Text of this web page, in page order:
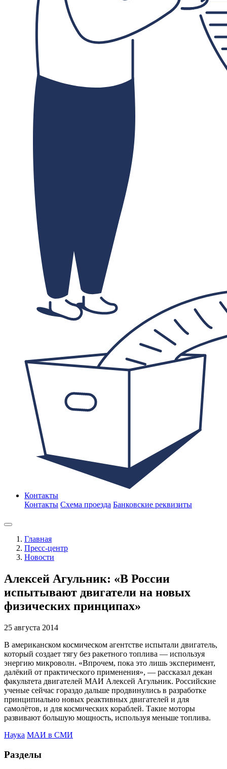
Контакты
Контакты Схема проезда Банковские реквизиты
Главная
Пресс-центр
Новости
Алексей Агульник: «В России
испытывают двигатели на новых
физических принципах»
25 августа 2014
В американском космическом агентстве испытали двигатель,
который создает тягу без ракетного топлива — используя
энергию микроволн. «Впрочем, пока это лишь эксперимент,
далёкий от практического применения», — рассказал декан
факультета двигателей МАИ Алексей Агульник. Российские
ученые сейчас гораздо дальше продвинулись в разработке
принципиально новых реактивных двигателей и для
самолётов, и для космических кораблей. Такие моторы
развивают большую мощность, используя меньше топлива.
Наука МАИ в СМИ
Разделы